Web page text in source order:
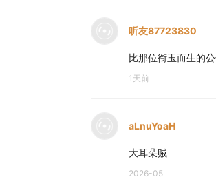
听友87723830
比那位衔玉而生的
1天前
aLnuYoaH
大耳朵贼
2026-05